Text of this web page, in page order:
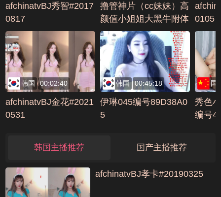
afchinatvBJ秀智#2017
0817
撸管神片（cc妹妹）高
颜值小姐姐大黑牛附体
自慰叫床露咪咪 (3)编
号803DE9B9
0105
韩国 00:02:40
afchinatvBJ金花#2021
0531
韩国 00:45:18
伊琳045编号89D38A0
5
国
秀色
编号
韩国主播推荐 国产主播推荐
afchinatvBJ孝卡#20190325